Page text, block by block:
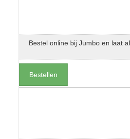
Bestel online bij Jumbo en laat
Bestellen